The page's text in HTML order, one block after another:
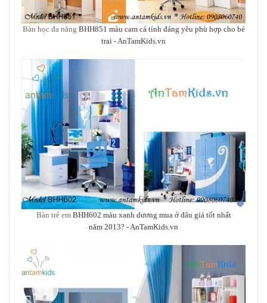
Bàn học đa năng BHH851 màu cam cá tính đáng yêu phù hợp cho bé
trai - AnTamKids.vn
Bàn trẻ emBHH602 màu xanh dương mua ở đâu giá tốt nhất
năm 2013? - AnTamKids.vn